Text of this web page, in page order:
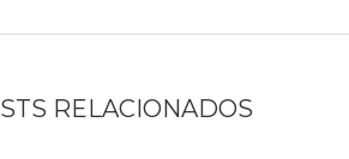
RELACIONADOS